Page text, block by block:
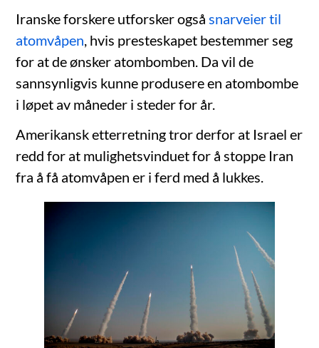
Iranske forskere utforsker ogsåsnarveier til
atomvåpen, hvis presteskapet bestemmer seg
for at de ønsker atombomben. Da vil de
sannsynligvis kunne produsere en atombombe
i løpet av måneder i steder for år.
Amerikansk etterretning tror derfor at Israel er
redd for at mulighetsvinduet for å stoppe Iran
fra å få atomvåpen er i ferd med å lukkes.